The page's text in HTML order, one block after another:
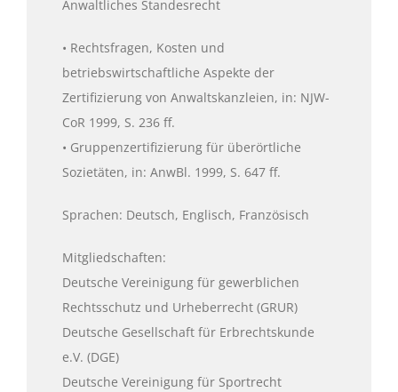
Anwaltliches Standesrecht
• Rechtsfragen, Kosten und
betriebswirtschaftliche Aspekte der
Zertifizierung von Anwaltskanzleien, in: NJW-
CoR 1999, S. 236 ff.
• Gruppenzertifizierung für überörtliche
Sozietäten, in: AnwBl. 1999, S. 647 ff.
Sprachen: Deutsch, Englisch, Französisch
Mitgliedschaften:
Deutsche Vereinigung für gewerblichen
Rechtsschutz und Urheberrecht (GRUR)
Deutsche Gesellschaft für Erbrechtskunde
e.V. (DGE)
Deutsche Vereinigung für Sportrecht